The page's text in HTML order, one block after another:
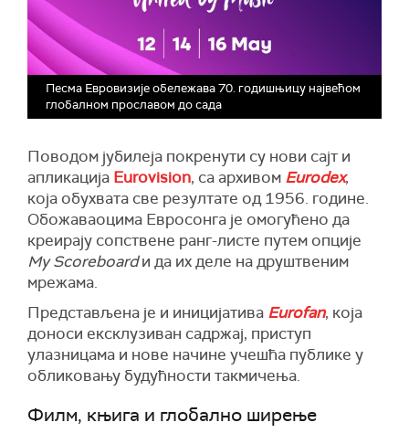
Песма Евровизије обележава 70. годишњицу највећом
глобалном прославом до сада
Поводом јубилеја покренути су нови сајт и
апликација Eurovision, са архивом Eurodex,
која обухвата све резултате од 1956. године.
Обожаваоцима Евросонга је омогућено да
креирају сопствене ранг-листе путем опције
My Scoreboardи да их деле на друштвеним
мрежама.
Представљена је и иницијатива Eurofan, која
доноси ексклузиван садржај, приступ
улазницама и нове начине учешћа публике у
обликовању будућности такмичења.
Филм, књига и глобално ширење